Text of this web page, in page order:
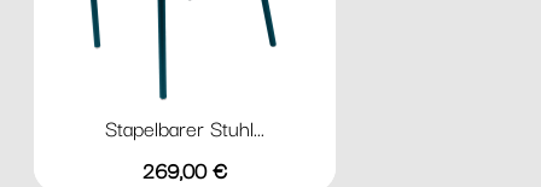
Stapelbarer Stuhl...
Preis
269,00 €